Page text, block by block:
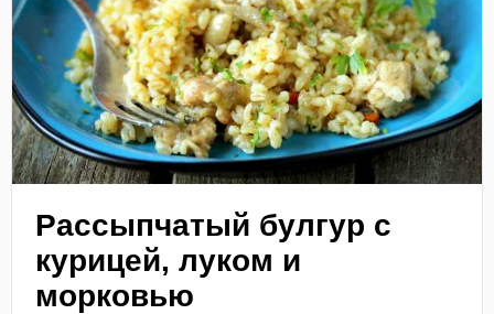
Рассыпчатый булгур с
курицей, луком и
морковью